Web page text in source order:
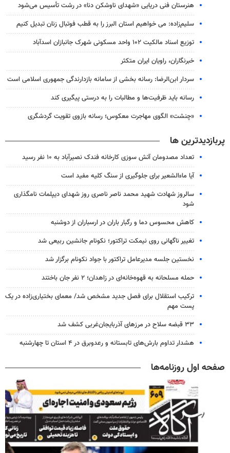
هنرستان فنی دریایی «شهدای ناوشکن دنا» در رشت تأسیس می‌شود
سلیم‌زاده: می خواهیم استان البرز را به قطب فوتبال زنان تبدیل کنیم
توزیع اسناد مالکیت ۱۰۲ واحد مسکونی شهرک جانبازان اسدآباد
خبرنگاران، راویان ایران متکثر
سردار ابن‌الرضا: رسانه بخشی از سامانه بازدارندگی جمهوری اسلامی است
رسانه باید ظرفیت‌ها و مطالبات را به درستی پیگیری کند
«چنشت» الگوی مهاجرت معکوس؛ رسانه بازوی تقویت گردشگری
پربازدیدترین ها
تعداد مصدومان آتش سوزی کارخانه فندک نصیرآباد به ۱۰ نفر رسید
آیا ماءالشعیر برای جلوگیری از سنگ کلیه مفید است
سالروز شهادت شهید محمد ناصر ناصری روز شهدای دیپلمات نامگذاری
شود
کاهش محسوس دما و رگبار باران در ارسباران از دوشنبه
تغییر ناگهانی روی نیمکت تراکتور؛ نکونام جانشین ربیعی شد
نخستین جلسه مدیرعامل تراکتور با جواد نکونام برگزار شد
حمله مسلحانه به قهوه‌خانه‌ای در زاهدان؛ ۲ نفر جان باختند
ترکیب استقلال برای فصل جدید مشخص شد/ معمای بختیاری‌زاده در یک
پست مهم
۳۳ قبضه سلاح در مرزهای آذربایجان‌غربی کشف شد
هشدار تداوم بارش‌های تابستانه و رعدوبرق در ۴ استان تا چهارشنبه
صفحه اول روزنامه‌ها